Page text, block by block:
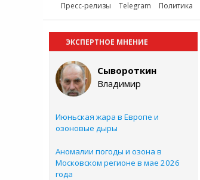
Пресс-релизы Telegram Политика
ЭКСПЕРТНОЕ МНЕНИЕ
Сывороткин
Владимир
Июньская жара в Европе и
озоновые дыры
Аномалии погоды и озона в
Московском регионе в мае 2026
года